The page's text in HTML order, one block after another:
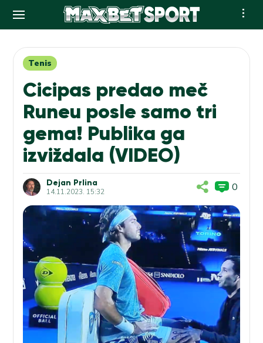
contentTenis
Cicipas predao meč
Runeu posle samo tri
gema! Publika ga
izviždala (VIDEO)
Dejan Prlina
14.11.2023. 15:32 0